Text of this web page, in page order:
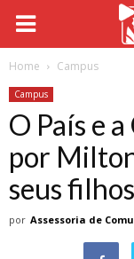
Home Campus
Campus
O País e
por
seus filhos
por Assessoria de